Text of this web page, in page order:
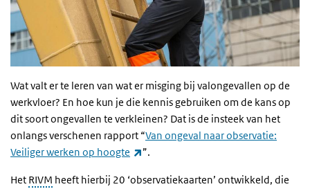
Wat valt er te leren van wat er misging bij valongevallen op de
werkvloer? En hoe kun je die kennis gebruiken om de kans op
dit soort ongevallen te verkleinen? Dat is de insteek van het
onlangs verschenen rapport “Van ongeval naar observatie:
Veiliger werken op hoogte
(externe link)
”.
Het RIVM heeft hierbij 20 ‘observatiekaarten’ ontwikkeld, die